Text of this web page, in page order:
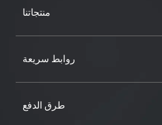
منتجاتنا
روابط سريعة
طرق الدفع